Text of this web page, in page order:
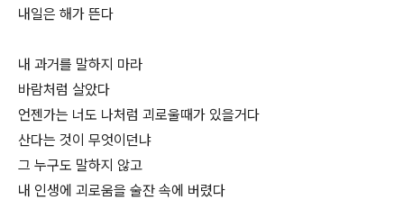
내일은 해가 뜬다
내 과거를 말하지 마라
바람처럼 살았다
언젠가는 너도 나처럼 괴로울때가 있을거다
산다는 것이 무엇이던냐
그 누구도 말하지 않고
내 인생에 괴로움을 술잔 속에 버렸다